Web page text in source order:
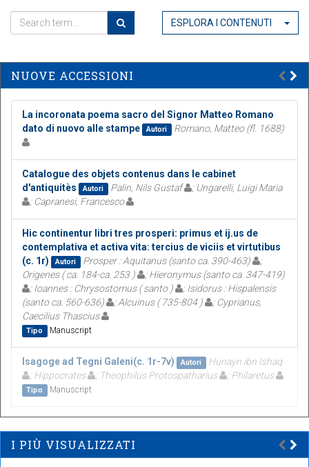
ESPLORA I CONTENUTI
NUOVE ACCESSIONI
La incoronata poema sacro del Signor Matteo Romano
dato di nuovo alle stampe
Autori Romano, Matteo (fl. 1688)
Catalogue des objets contenus dans le cabinet
d'antiquitès
Autori Palin, Nils Gustaf
; Ungarelli, Luigi Maria
; Capranesi, Francesco
Hic continentur libri tres prosperi: primus et ij.us de
contemplativa et activa vita: tercius de viciis et virtutibus
(c. 1r)
Autori Prosper : Aquitanus (santo ca. 390-463)
;
Origenes ( ca. 184-ca. 253 )
; Hieronymus (santo ca. 347-419)
; Ioannes : Chrysostomus ( santo )
; Isidorus : Hispalensis
(santo ca. 560-636)
; Alcuinus ( 735-804 )
; Cyprianus,
Caecilius Thascius
Tipo Manuscript
Isagoge ad Tegni Galeni(c. 1r-7v) Autori
Hunayn ibn Ishaq
; Hippocrates
; Theophilus Protospatharius ; Philaretus
Tipo Manuscript
I PIÙ VISUALIZZATI